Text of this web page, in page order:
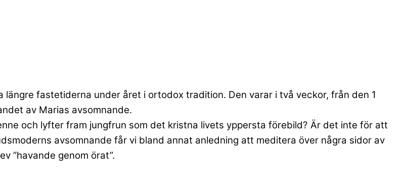
längre fastetiderna under året i ortodox tradition. Den varar i två veckor, från den 1
av Marias avsomnande.
och lyfter fram jungfrun som det kristna livets yppersta förebild? Är det inte för att
avsomnande får vi bland annat anledning att meditera över några sidor av
”havande genom örat”.